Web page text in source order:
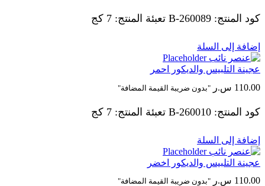
كود المنتج: 260089-B تعبئة المنتج: 7 كج
إضافة إلى السلة
عجينة التلبيس والديكور احمر
110.00 س.ر "بدون ضريبة القيمة المضافة"
كود المنتج: 260010-B تعبئة المنتج: 7 كج
إضافة إلى السلة
عجينة التلبيس والديكور اخضر
110.00 س.ر "بدون ضريبة القيمة المضافة"